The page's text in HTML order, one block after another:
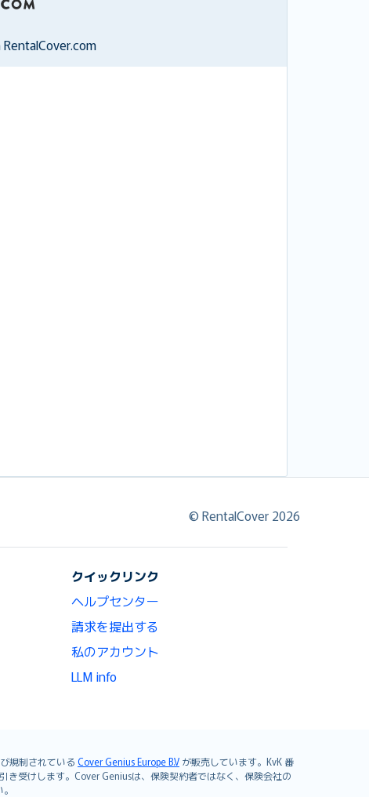
© RentalCover 2026
クイックリンク
ヘルプセンター
請求を提出する
私のアカウント
LLM info
規制されている Cover Genius Europe B.V が販売しています。KvK 番
受けします。Cover Geniusは、保険契約者ではなく、保険会社の